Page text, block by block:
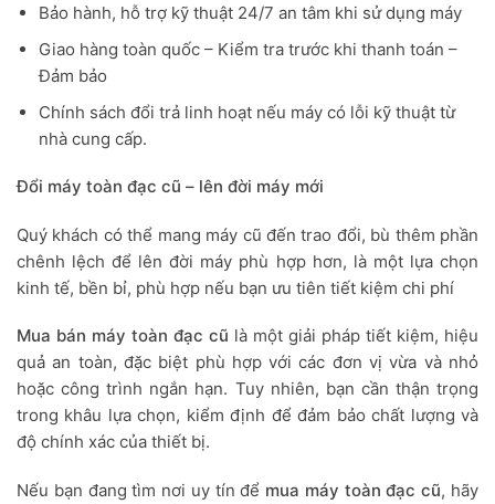
Bảo hành, hỗ trợ kỹ thuật 24/7 an tâm khi sử dụng máy
Giao hàng toàn quốc – Kiểm tra trước khi thanh toán –
Đảm bảo
Chính sách đổi trả linh hoạt nếu máy có lỗi kỹ thuật từ
nhà cung cấp.
Đổi máy toàn đạc cũ – lên đời máy mới
Quý khách có thể mang máy cũ đến trao đổi, bù thêm phần
chênh lệch để lên đời máy phù hợp hơn, là một lựa chọn
kinh tế, bền bỉ, phù hợp nếu bạn ưu tiên tiết kiệm chi phí
Mua bán máy toàn đạc cũ là một giải pháp tiết kiệm, hiệu
quả an toàn, đặc biệt phù hợp với các đơn vị vừa và nhỏ
hoặc công trình ngắn hạn. Tuy nhiên, bạn cần thận trọng
trong khâu lựa chọn, kiểm định để đảm bảo chất lượng và
độ chính xác của thiết bị.
Nếu bạn đang tìm nơi uy tín để mua máy toàn đạc cũ, hãy